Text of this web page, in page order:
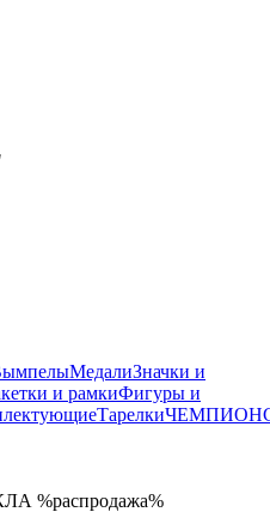
МедалиЗначки и
и рамкиФигуры и
Тарелки
%распродажа%